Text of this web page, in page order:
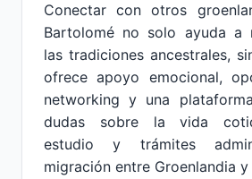
Conectar con otros
Bartolomé no solo ayuda a
las tradiciones ancestrales,
ofrece apoyo emocional,
networking y una
dudas sobre la vida
estudio y trámites
migración entre Groenlandia